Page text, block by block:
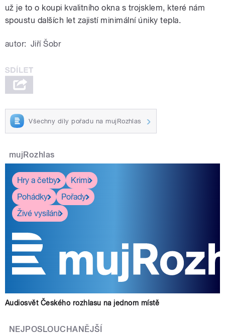
už je to o koupi kvalitního okna s trojsklem, které nám
spoustu dalších let zajistí minimální úniky tepla.
autor: Jiří Šobr
Všechny díly pořadu na mujRozhlas
mujRozhlas
Hry a četby
Krimi
Pohádky
Pořady
Živé vysílání
Audiosvět Českého rozhlasu na jednom místě
NEJPOSLOUCHANĚJŠÍ